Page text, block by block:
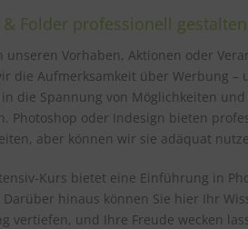
& Folder professionell
unseren Vorhaben, Aktionen oder
die Aufmerksamkeit über Werbung –
die Spannung von Möglichkeiten und
Photoshop oder Indesign bieten
aber können wir sie adäquat
Kurs bietet eine Einführung in
Darüber hinaus können Sie hier Ihr
vertiefen, und Ihre Freude wecken